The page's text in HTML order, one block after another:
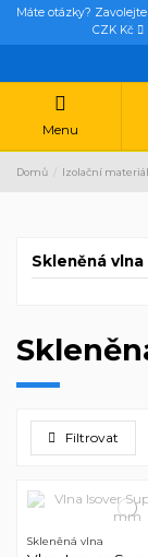
Máte otázky? Zavolejte
CZK Kč
Menu
Domů Izolační
Filtrovat
Skleněná vlna
Skleněná vlna